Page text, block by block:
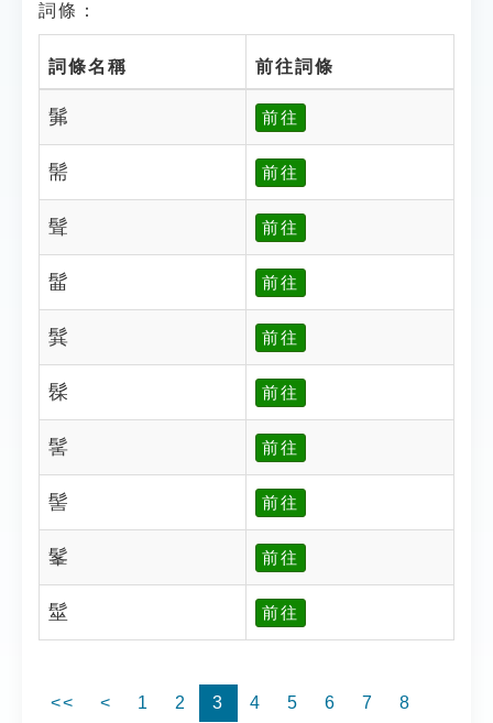
詞條：
詞條名稱 前往詞條
髴 前往
髵 前往
髶 前往
髷 前往
髸 前往
髹 前往
髺 前往
髻 前往
髼 前往
髽 前往
<< < 1 2 3 4 5 6 7
8